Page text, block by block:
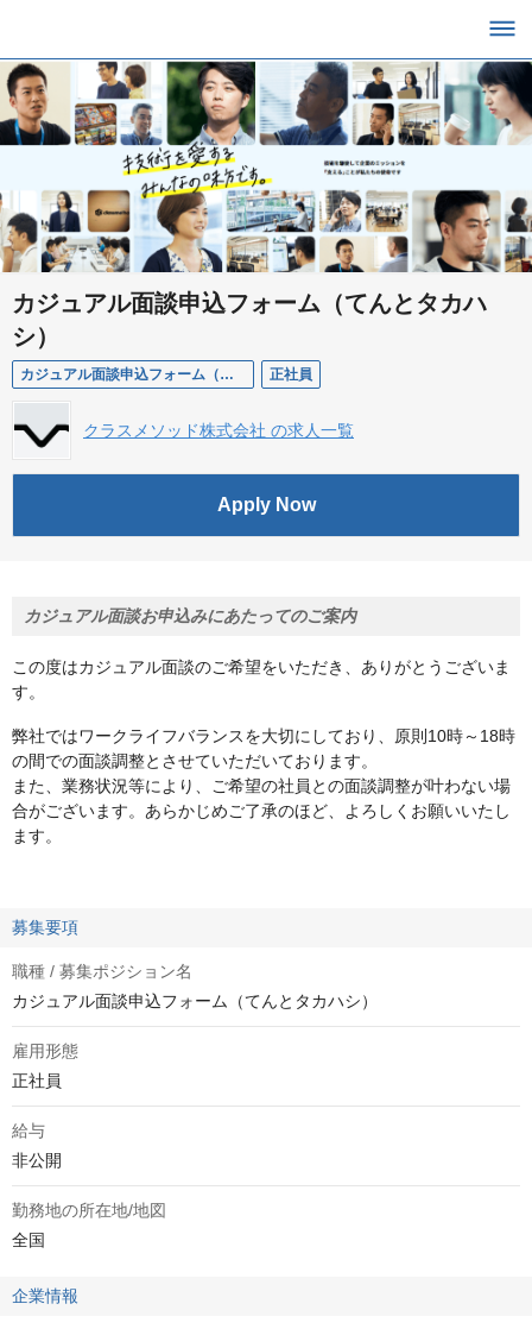
カジュアル面談申込フォーム（てんとタカハ
シ）
カジュアル面談申込フォーム（てんとタカハシ） 正社員
クラスメソッド株式会社 の求人一覧
Apply Now
カジュアル面談お申込みにあたってのご案内
この度はカジュアル面談のご希望をいただき、ありがとうございま
す。
弊社ではワークライフバランスを大切にしており、原則10時～18時
の間での面談調整とさせていただいております。
また、業務状況等により、ご希望の社員との面談調整が叶わない場
合がございます。あらかじめご了承のほど、よろしくお願いいたし
ます。
募集要項
職種 / 募集ポジション名
カジュアル面談申込フォーム（てんとタカハシ）
雇用形態
正社員
給与
非公開
勤務地の所在地/地図
全国
企業情報